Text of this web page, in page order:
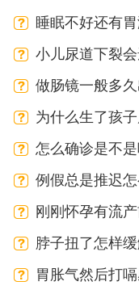
做恶梦是怎么
睡眠不好还有
小儿尿道下裂
做肠镜一般多
为什么生了孩
怎么确诊是不
例假总是推迟
刚刚怀孕有流
脖子扭了怎样
胃胀气然后打